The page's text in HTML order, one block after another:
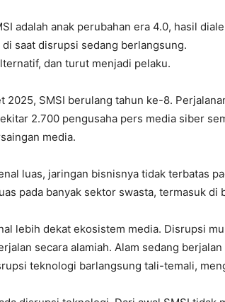
adalah anak perubahan era 4.0, hasil
saat disrupsi sedang berlangsung.
dan turut menjadi pelaku.
2025, SMSI berulang tahun ke-8.
2.700 pengusaha pers media siber
media.
luas, jaringan bisnisnya tidak terbatas
pada banyak sektor swasta, termasuk di
lebih dekat ekosistem media. Disrupsi
secara alamiah. Alam sedang
teknologi barlangsung tali-temali,